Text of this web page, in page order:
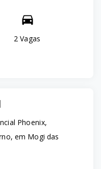
2 Vagas
Phoenix,
em Mogi das